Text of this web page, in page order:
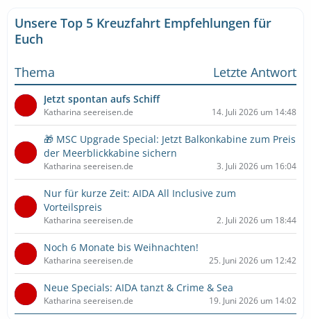
Unsere Top 5 Kreuzfahrt Empfehlungen für
Euch
Thema
Letzte Antwort
Jetzt spontan aufs Schiff
Katharina seereisen.de 14. Juli 2026 um 14:48
🎁 MSC Upgrade Special: Jetzt Balkonkabine zum Preis
der Meerblickkabine sichern
Katharina seereisen.de 3. Juli 2026 um 16:04
Nur für kurze Zeit: AIDA All Inclusive zum
Vorteilspreis
Katharina seereisen.de 2. Juli 2026 um 18:44
Noch 6 Monate bis Weihnachten!
Katharina seereisen.de 25. Juni 2026 um 12:42
Neue Specials: AIDA tanzt & Crime & Sea
Katharina seereisen.de 19. Juni 2026 um 14:02